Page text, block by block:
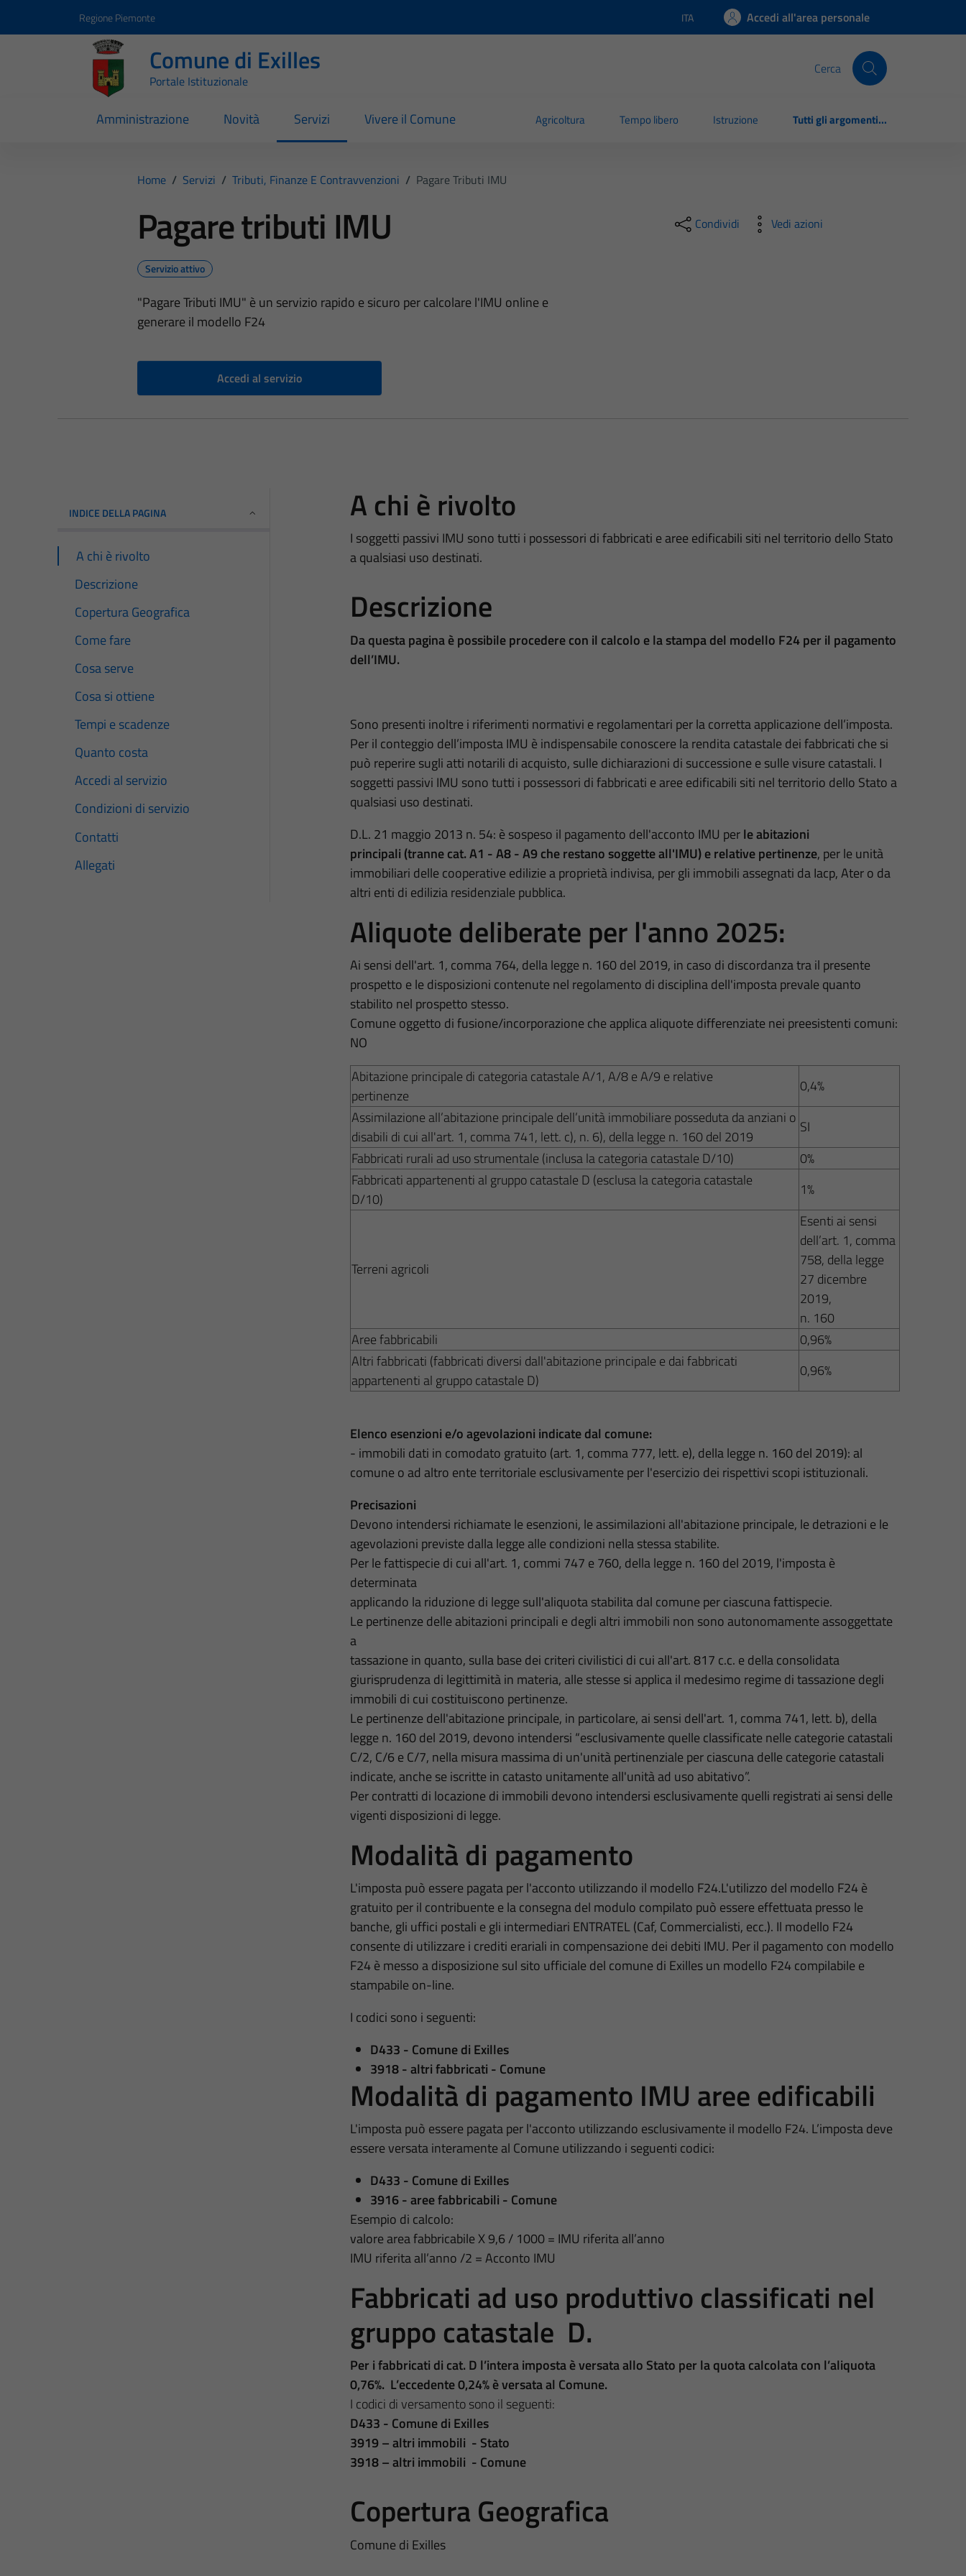
Regione Piemonte Lingua attiva:
ITA Accedi all'area personale
Comune di Exilles
Portale Istituzionale
Cerca
Amministrazione Novità Servizi Vivere il Comune Agricoltura Tempo libero Istruzione Tutti gli argomenti...
Home / Servizi / Tributi, Finanze E Contravvenzioni / Pagare Tributi IMU
Pagare tributi IMU
Servizio attivo
"Pagare Tributi IMU" è un servizio rapido e sicuro per calcolare l'IMU online e
generare il modello F24
Accedi al servizio
Condividi Vedi azioni
INDICE DELLA PAGINA
A chi è rivolto
Descrizione
Copertura Geografica
Come fare
Cosa serve
Cosa si ottiene
Tempi e scadenze
Quanto costa
Accedi al servizio
Condizioni di servizio
Contatti
Allegati
A chi è rivolto
I soggetti passivi IMU sono tutti i possessori di fabbricati e aree edificabili siti nel territorio dello Stato
a qualsiasi uso destinati.
Descrizione
Da questa pagina è possibile procedere con il calcolo e la stampa del modello F24 per il pagamento
dell’IMU.
Sono presenti inoltre i riferimenti normativi e regolamentari per la corretta applicazione dell’imposta.
Per il conteggio dell’imposta IMU è indispensabile conoscere la rendita catastale dei fabbricati che si
può reperire sugli atti notarili di acquisto, sulle dichiarazioni di successione e sulle visure catastali. I
soggetti passivi IMU sono tutti i possessori di fabbricati e aree edificabili siti nel territorio dello Stato a
qualsiasi uso destinati.
D.L. 21 maggio 2013 n. 54: è sospeso il pagamento dell'acconto IMU perle abitazioni
principali (tranne cat. A1 - A8 - A9 che restano soggette all'IMU) erelative pertinenze, per le unità
immobiliari delle cooperative edilizie a proprietà indivisa, per gli immobili assegnati da Iacp, Ater o da
altri enti di edilizia residenziale pubblica.
Aliquote deliberate per l'anno 2025:
Ai sensi dell'art. 1, comma 764, della legge n. 160 del 2019, in caso di discordanza tra il presente
prospetto e le disposizioni contenute nel regolamento di disciplina dell'imposta prevale quanto
stabilito nel prospetto stesso.
Comune oggetto di fusione/incorporazione che applica aliquote differenziate nei preesistenti comuni:
NO
Abitazione principale di categoria catastale A/1, A/8 e A/9 e relative
pertinenze
0,4%
Assimilazione all’abitazione principale dell’unità immobiliare posseduta da anziani o
disabili di cui all'art. 1, comma 741, lett. c), n. 6), della legge n. 160 del 2019
SI
Fabbricati rurali ad uso strumentale (inclusa la categoria catastale D/10)
0%
Fabbricati appartenenti al gruppo catastale D (esclusa la categoria catastale
D/10)
1%
Terreni agricoli
Esenti ai sensi
dell’art. 1, comma
758, della legge
27 dicembre
2019,
n. 160
Aree fabbricabili
0,96%
Altri fabbricati (fabbricati diversi dall'abitazione principale e dai fabbricati
appartenenti al gruppo catastale D)
0,96%
Elenco esenzioni e/o agevolazioni indicate dal comune:
- immobili dati in comodato gratuito (art. 1, comma 777, lett. e), della legge n. 160 del 2019): al
comune o ad altro ente territoriale esclusivamente per l'esercizio dei rispettivi scopi istituzionali.
Precisazioni
Devono intendersi richiamate le esenzioni, le assimilazioni all'abitazione principale, le detrazioni e le
agevolazioni previste dalla legge alle condizioni nella stessa stabilite.
Per le fattispecie di cui all'art. 1, commi 747 e 760, della legge n. 160 del 2019, l'imposta è
determinata
applicando la riduzione di legge sull'aliquota stabilita dal comune per ciascuna fattispecie.
Le pertinenze delle abitazioni principali e degli altri immobili non sono autonomamente assoggettate
a
tassazione in quanto, sulla base dei criteri civilistici di cui all'art. 817 c.c. e della consolidata
giurisprudenza di legittimità in materia, alle stesse si applica il medesimo regime di tassazione degli
immobili di cui costituiscono pertinenze.
Le pertinenze dell'abitazione principale, in particolare, ai sensi dell'art. 1, comma 741, lett. b), della
legge n. 160 del 2019, devono intendersi “esclusivamente quelle classificate nelle categorie catastali
C/2, C/6 e C/7, nella misura massima di un'unità pertinenziale per ciascuna delle categorie catastali
indicate, anche se iscritte in catasto unitamente all'unità ad uso abitativo”.
Per contratti di locazione di immobili devono intendersi esclusivamente quelli registrati ai sensi delle
vigenti disposizioni di legge.
Modalità di pagamento
L'imposta può essere pagata per l'acconto utilizzando il modello F24.L'utilizzo del modello F24 è
gratuito per il contribuente e la consegna del modulo compilato può essere effettuata presso le
banche, gli uffici postali e gli intermediari ENTRATEL (Caf, Commercialisti, ecc.). Il modello F24
consente di utilizzare i crediti erariali in compensazione dei debiti IMU. Per il pagamento con modello
F24 è messo a disposizione sul sito ufficiale del comune di Exilles un modello F24 compilabile e
stampabile on-line.
I codici sono i seguenti:
D433 - Comune di Exilles
3918 - altri fabbricati - Comune
Modalità di pagamento IMU aree edificabili
L'imposta può essere pagata per l'acconto utilizzando esclusivamente il modello F24. L’imposta deve
essere versata interamente al Comune utilizzando i seguenti codici:
D433 - Comune di Exilles
3916 - aree fabbricabili - Comune
Esempio di calcolo:
valore area fabbricabile X 9,6 / 1000 = IMU riferita all’anno
IMU riferita all’anno /2 = Acconto IMU
Fabbricati ad uso produttivo classificati nel
gruppo catastale D.
Per i fabbricati di cat. D l’intera imposta è versata allo Stato per la quota calcolata con l’aliquota
0,76%. L’eccedente 0,24% è versata al Comune.
I codici di versamento sono il seguenti:
D433 - Comune di Exilles
3919 – altri immobili - Stato
3918 – altri immobili - Comune
Copertura Geografica
Comune di Exilles